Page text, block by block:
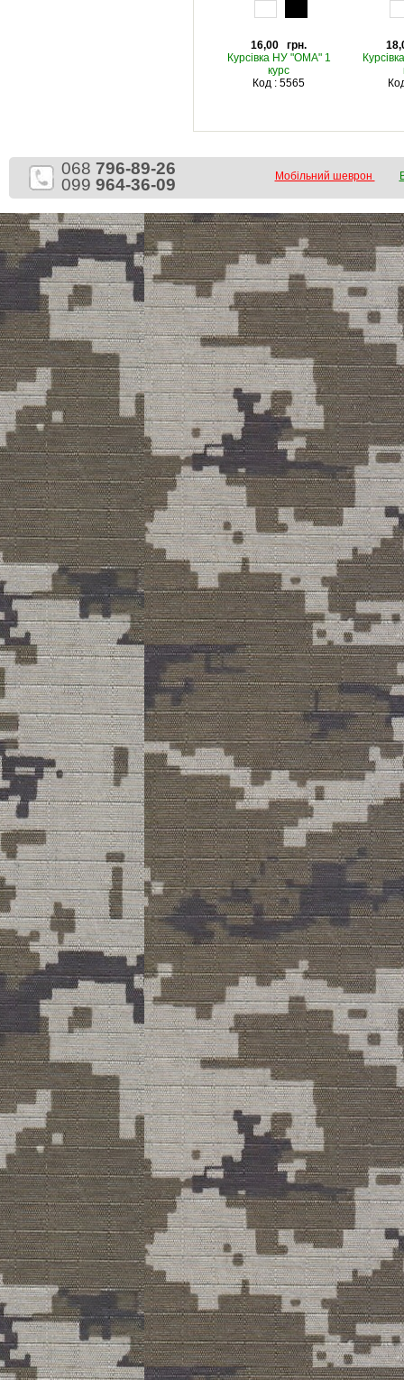
16,00 грн.
Курсівка НУ "ОМА" 1
курс
Код : 5565
068 796-89-26
099 964-36-09 Мобільний шеврон